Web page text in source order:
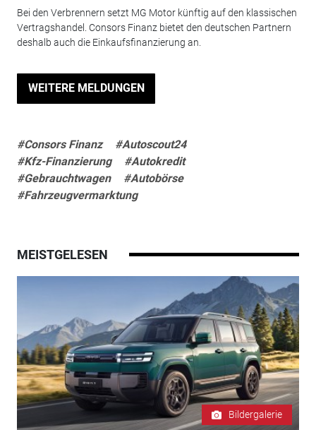
Bei den Verbrennern setzt MG Motor künftig auf den klassischen
Vertragshandel. Consors Finanz bietet den deutschen Partnern
deshalb auch die Einkaufsfinanzierung an.
WEITERE MELDUNGEN
#Consors Finanz
#Autoscout24
#Kfz-Finanzierung
#Autokredit
#Gebrauchtwagen
#Autobörse
#Fahrzeugvermarktung
MEISTGELESEN
Bildergalerie